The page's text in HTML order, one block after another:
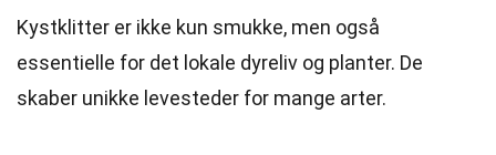
Kystklitter er ikke kun smukke, men også
essentielle for det lokale dyreliv og planter. De
skaber unikke levesteder for mange arter.